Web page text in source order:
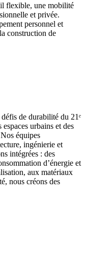
flexible, une mobilité
et privée.
personnel et
construction de
de durabilité du 21ᵉ
urbains et des
équipes
ingénierie et
intégrées : des
d’énergie et
aux matériaux
nous créons des